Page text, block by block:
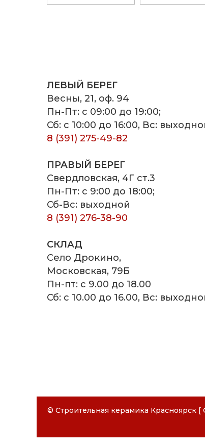
ЛЕВЫЙ БЕРЕГ
Весны, 21, оф. 94
Пн-Пт: с 09:00 до 19:00;
Сб: с 10:00 до 16:00, Вс:
8 (391) 275-49-82
ПРАВЫЙ БЕРЕГ
Свердловская, 4Г ст.3
Пн-Пт: с 9:00 до 18:00;
Сб-Вс: выходной
8 (391) 276-38-90
СКЛАД
Село Дрокино,
Московская, 79Б
Пн-пт: с 9.00 до 18.00
Сб: с 10.00 до 16.00, Вс:
Наименование
Наименование организации
Наименование
Наименование организации
© Строительная керамика Красноярск